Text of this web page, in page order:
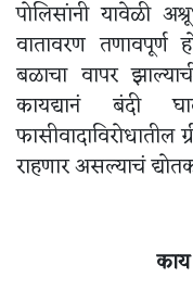
पोलिसांनी यावेळी
वातावरण
बळाचा वापर
कायद्यानं बंदी
फासीवादाविरोधातील
राहणार असल्याचं